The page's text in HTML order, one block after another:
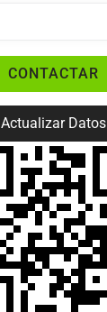
CONTACTAR
Actualizar Datos